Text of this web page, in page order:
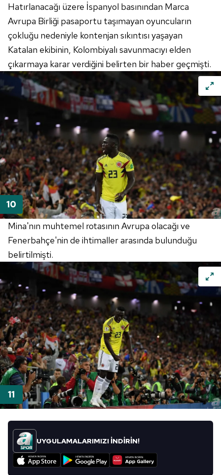
Hatırlanacağı üzere İspanyol basınından Marca
Avrupa Birliği pasaportu taşımayan oyuncuların
çokluğu nedeniyle kontenjan sıkıntısı yaşayan
Katalan ekibinin, Kolombiyalı savunmacıyı elden
çıkarmaya karar verdiğini belirten bir haber geçmişti.
Mina'nın muhtemel rotasının Avrupa olacağı ve
Fenerbahçe'nin de ihtimaller arasında bulunduğu
belirtilmişti.
UYGULAMALARIMIZI İNDİRİN!